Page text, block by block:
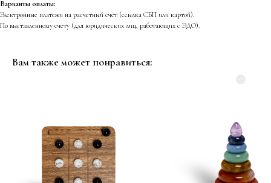
Варианты оплаты:
Электронные платежи на расчетный счет (ссылка СБП или картой).
По выставленному счету (для юридических лиц, работающих с ЭДО).
Вам также может понравиться: